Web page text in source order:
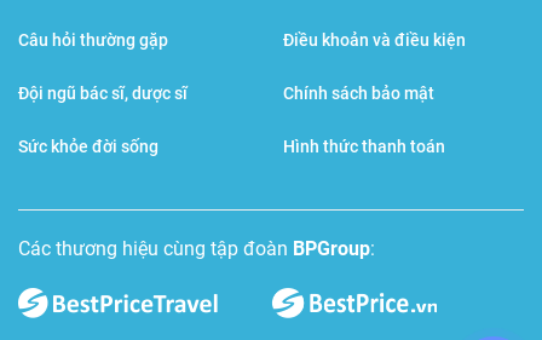
Câu hỏi thường gặp
Đội ngũ bác sĩ, dược sĩ
Sức khỏe đời sống
Điều khoản và điều kiện
Chính sách bảo mật
Hình thức thanh toán
Các thương hiệu cùng tập đoàn BPGroup: